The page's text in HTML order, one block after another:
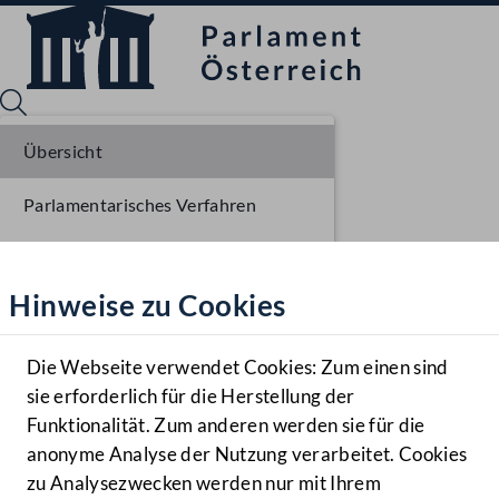
Hilfe
Benutzer
Navigationsmenü öffnen
MENÜ
Hinweise zu Cookies
Die Webseite verwendet Cookies: Zum einen sind
sie erforderlich für die Herstellung der
Funktionalität. Zum anderen werden sie für die
anonyme Analyse der Nutzung verarbeitet. Cookies
zu Analysezwecken werden nur mit Ihrem
Übersicht
Parlamentarisches Verfahren
Ausschussberatungen NR